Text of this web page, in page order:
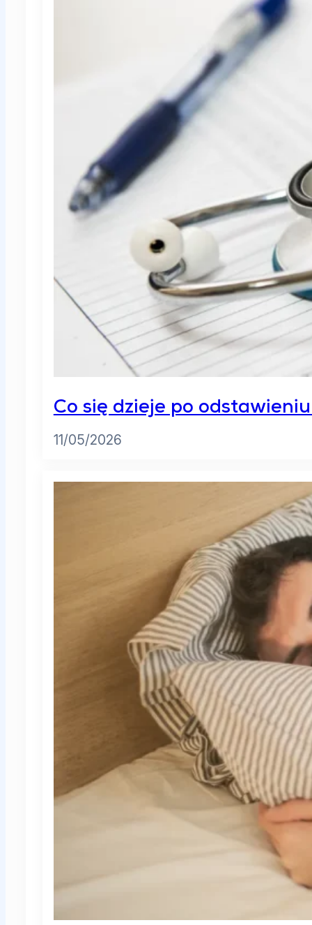
Co się dzieje po
11/05/2026